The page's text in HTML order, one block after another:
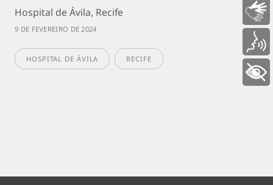
Hospital de Ávila, Recife
9 DE FEVEREIRO DE 2024
HOSPITAL DE ÁVILA RECIFE